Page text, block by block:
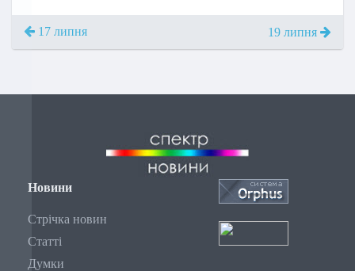
17 липня 19 липня
Новини
Стрічка новин
Статті
Думки